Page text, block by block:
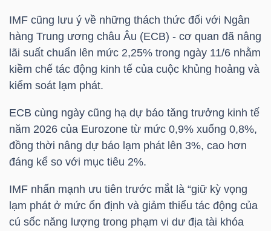
IMF cũng lưu ý về những thách thức đối với Ngân
hàng Trung ương châu Âu (ECB) - cơ quan đã nâng
lãi suất chuẩn lên mức 2,25% trong ngày 11/6 nhằm
kiềm chế tác động kinh tế của cuộc khủng hoảng và
kiểm soát lạm phát.
ECB cùng ngày cũng hạ dự báo tăng trưởng kinh tế
năm 2026 của Eurozone từ mức 0,9% xuống 0,8%,
đồng thời nâng dự báo lạm phát lên 3%, cao hơn
đáng kể so với mục tiêu 2%.
IMF nhấn mạnh ưu tiên trước mắt là “giữ kỳ vọng
lạm phát ở mức ổn định và giảm thiểu tác động của
cú sốc năng lượng trong phạm vi dư địa tài khóa
CỔ
PHIẾU
PHÁI
SINH
PHIẾU